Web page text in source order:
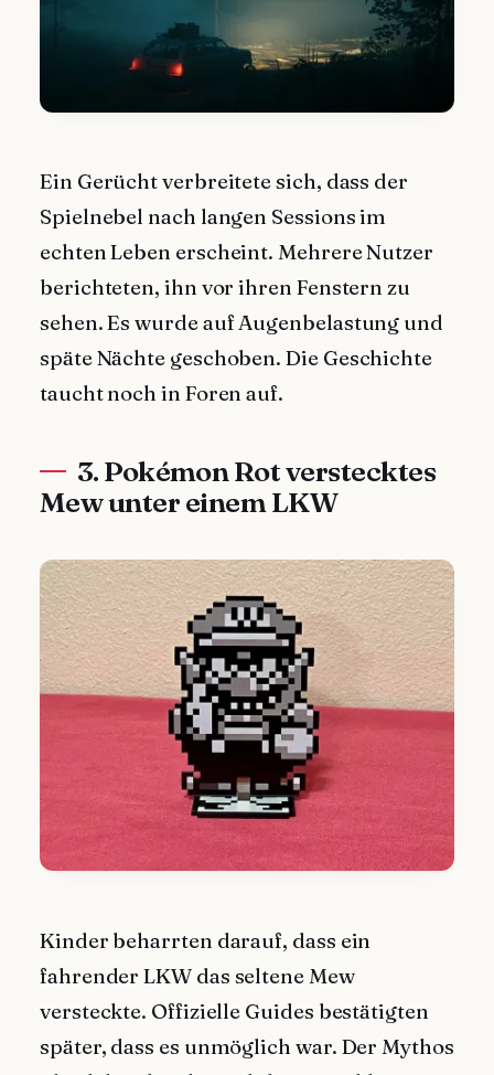
Ein Gerücht verbreitete sich, dass der
Spielnebel nach langen Sessions im
echten Leben erscheint. Mehrere Nutzer
berichteten, ihn vor ihren Fenstern zu
sehen. Es wurde auf Augenbelastung und
späte Nächte geschoben. Die Geschichte
taucht noch in Foren auf.
3. Pokémon Rot verstecktes
Mew unter einem LKW
Kinder beharrten darauf, dass ein
fahrender LKW das seltene Mew
versteckte. Offizielle Guides bestätigten
später, dass es unmöglich war. Der Mythos